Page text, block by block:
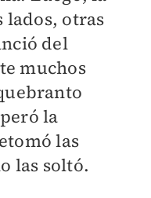
lados, otras
del
muchos
la
las
las soltó.